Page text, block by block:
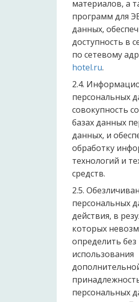
материалов, а
программ для
данных,
доступность в
по сетевому
hotel.ru.
2.4.
персональных
совокупность
базах данных
данных, и
обработку
технологий и
средств.
2.5.
персональных
действия, в
которых
определить без
использования
персональных